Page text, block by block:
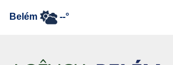
Belém --°